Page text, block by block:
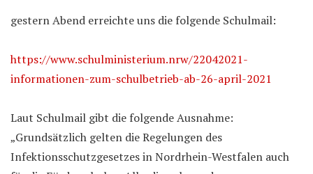
gestern Abend erreichte uns die folgende Schulmail:
https://www.schulministerium.nrw/22042021-
informationen-zum-schulbetrieb-ab-26-april-2021
Laut Schulmail gibt die folgende Ausnahme:
„Grundsätzlich gelten die Regelungen des
Infektionsschutzgesetzes in Nordrhein-Westfalen auch